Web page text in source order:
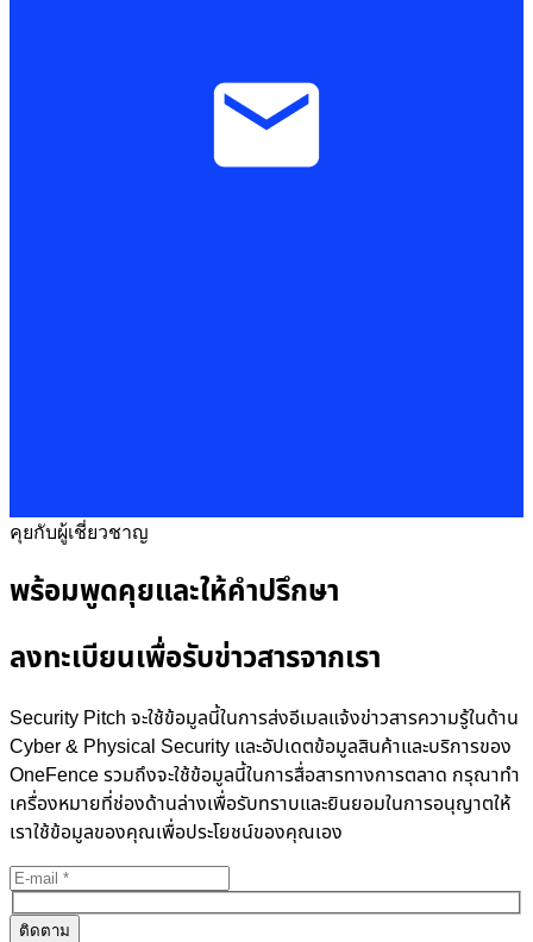
คุยกับผู้เชี่ยวชาญ
พร้อมพูดคุยและให้คำปรึกษา
ลงทะเบียนเพื่อรับข่าวสารจากเรา
Security Pitch จะใช้ข้อมูลนี้ในการส่งอีเมลแจ้งข่าวสารความรู้ในด้าน
Cyber & Physical Security และอัปเดตข้อมูลสินค้าและบริการของ
OneFence รวมถึงจะใช้ข้อมูลนี้ในการสื่อสารทางการตลาด กรุณาทำ
เครื่องหมายที่ช่องด้านล่างเพื่อรับทราบและยินยอมในการอนุญาตให้
เราใช้ข้อมูลของคุณเพื่อประโยชน์ของคุณเอง